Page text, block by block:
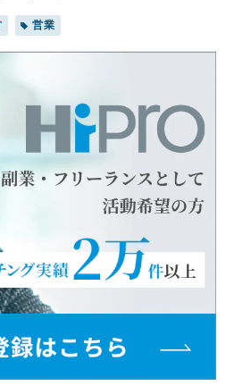
売代理店とし
知識やスキル
びながらはた
られないメリ
フリーランス
続きや準備が
報酬体系につ
リーランスの
や必要な手続
げるので、現
いキャリアを
してくださ
たらき方は、
の2種類で
特徴を以下で
営業